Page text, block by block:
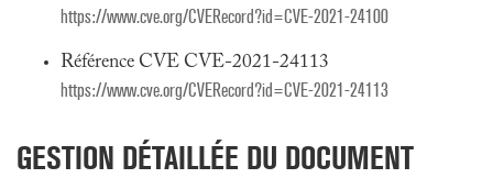
https://www.cve.org/CVERecord?id=CVE-2021-24100
Référence CVE CVE-2021-24113
https://www.cve.org/CVERecord?id=CVE-2021-24113
GESTION DÉTAILLÉE DU DOCUMENT